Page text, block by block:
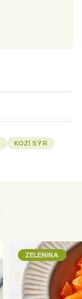
KOZÍ SÝR
ZELENINA